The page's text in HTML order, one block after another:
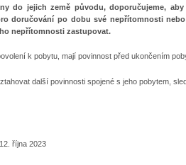
do jejich země původu, doporučujeme,
doručování po dobu své nepřítomnosti
nepřítomnosti zastupovat.
k pobytu, mají povinnost před ukončením
další povinnosti spojené s jeho pobytem,
října 2023